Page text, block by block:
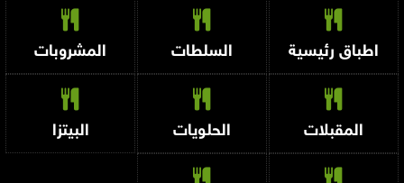
اطباق رئيسية السلطات المشروبات
المقبلات الحلويات البيتزا